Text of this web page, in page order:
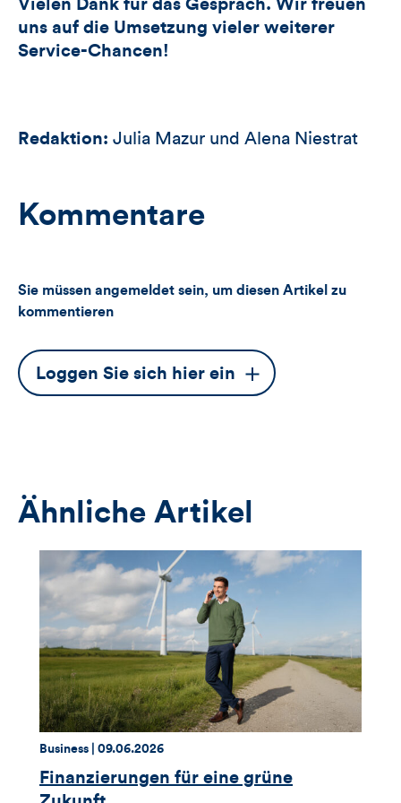
Vielen Dank für das Gespräch. Wir freuen
uns auf die Umsetzung vieler weiterer
Service-Chancen!
Redaktion: Julia Mazur und Alena Niestrat
Kommentare
Sie müssen angemeldet sein, um diesen Artikel zu
kommentieren
Dieser
Button
Loggen Sie sich hier ein
Ähnliche Artikel
Thema:
Business | Datum:
09.06.2026
Finanzierungen für eine grüne